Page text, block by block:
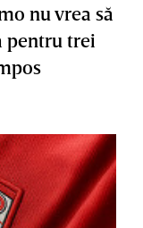
nu vrea să
pentru trei